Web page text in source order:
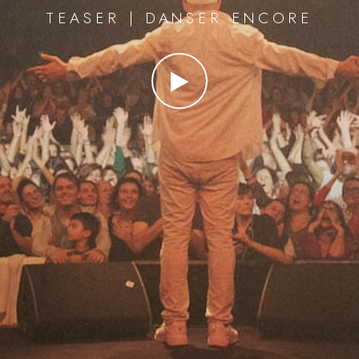
TEASER | DANSER ENCORE